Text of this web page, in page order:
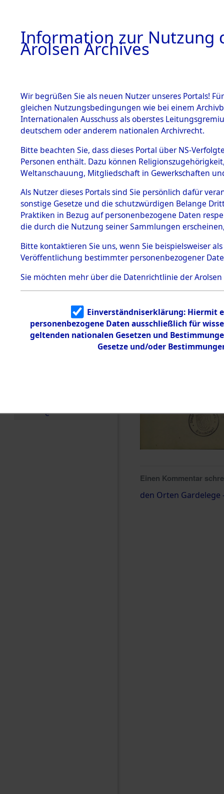
BILD
BESTÄNDE
1.
mente
5. Verschiedenes
5.3
Todesmärsche
5.3.1 Alliierte
Erhebungen
zu
Todesmärsch
en
5.3.2
Identifizierun
5.3.3
Todesmärsch
e
Hofham.
0003 (84603949)
Einen Kommentar
den Orten Gardelege
Information zur Nutzung
Arolsen Archives
Wir begrüßen Sie als neuen Nutzer unseres Portals!
gleichen Nutzungsbedingungen wie bei einem
Internationalen Ausschuss als oberstes
deutschem oder anderem nationalen Archivrecht.
Bitte beachten Sie, dass dieses Portal über NS-
Personen enthält. Dazu können
Weltanschauung, Mitgliedschaft in Gewerkschaften
Als Nutzer dieses Portals sind Sie persönlich dafür
sonstige Gesetze und die schutzwürdigen Belange
Praktiken in Bezug auf personenbezogene Daten
die durch die Nutzung seiner Sammlungen
Bitte kontaktieren Sie uns, wenn Sie beispielsweiser
Veröffentlichung bestimmter personenbezogener
Sie möchten mehr über die Datenrichtlinie der Arolsen
Einverständniserklärung: Hiermit
personenbezogene Daten ausschließlich für
geltenden nationalen Gesetzen und
Gesetze und/oder